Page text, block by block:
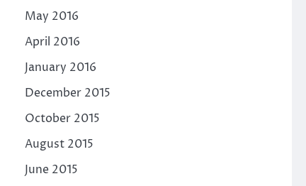
May 2016
April 2016
January 2016
December 2015
October 2015
August 2015
June 2015